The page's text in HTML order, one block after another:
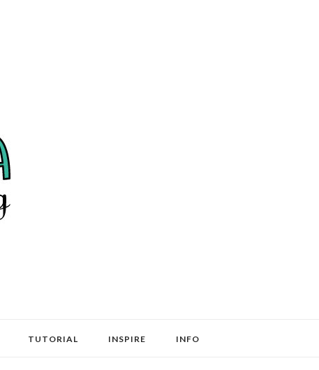
TUTORIAL INSPIRE INFO